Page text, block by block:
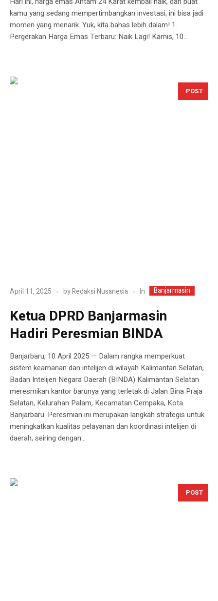
kamu yang sedang mempertimbangkan investasi, ini bisa jadi
momen yang menarik. Yuk, kita bahas lebih dalam! 1.
Pergerakan Harga Emas Terbaru: Naik Lagi! Kamis, 10...
POST
April 11, 2025 byRedaksi Nusanesia In Banjarmasin
Ketua DPRD Banjarmasin
Hadiri Peresmian BINDA
Banjarbaru, 10 April 2025 — Dalam rangka memperkuat
sistem keamanan dan intelijen di wilayah Kalimantan Selatan,
Badan Intelijen Negara Daerah (BINDA) Kalimantan Selatan
meresmikan kantor barunya yang terletak di Jalan Bina Praja
Selatan, Kelurahan Palam, Kecamatan Cempaka, Kota
Banjarbaru. Peresmian ini merupakan langkah strategis untuk
meningkatkan kualitas pelayanan dan koordinasi intelijen di
daerah, seiring dengan...
POST